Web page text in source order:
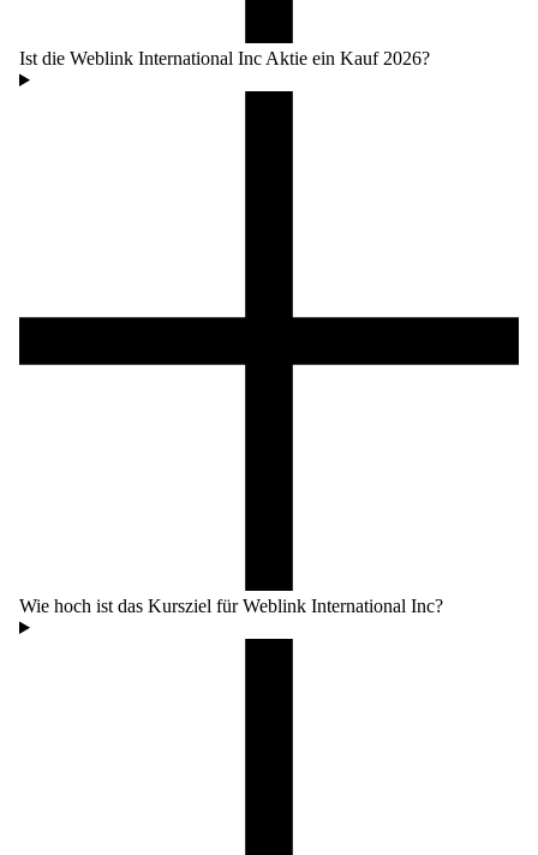
Ist die Weblink International Inc Aktie ein Kauf 2026?
Wie hoch ist das Kursziel für Weblink International Inc?